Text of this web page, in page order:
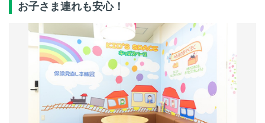
お子さま連れも安心！